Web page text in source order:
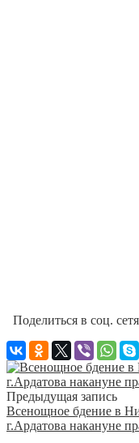
Поделиться в соц.
Предыдущая запись
Всенощное бдение в
г.Ардатова накануне